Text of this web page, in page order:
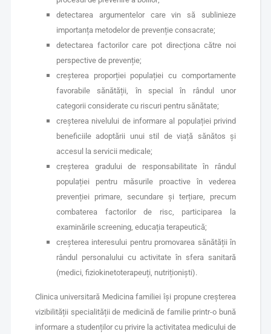
detectarea argumentelor care vin să sublinieze
importanța metodelor de prevenție consacrate;
detectarea factorilor care pot direcționa către noi
perspective de prevenție;
creșterea proporției populației cu comportamente
favorabile sănătății, în special în rândul unor
categorii considerate cu riscuri pentru sănătate;
creșterea nivelului de informare al populației privind
beneficiile adoptării unui stil de viață sănătos și
accesul la servicii medicale;
creșterea gradului de responsabilitate în rândul
populației pentru măsurile proactive în vederea
prevenției primare, secundare și terțiare, precum
combaterea factorilor de risc, participarea la
examinările screening, educația terapeutică;
creșterea interesului pentru promovarea sănătății în
rândul personalului cu activitate în sfera sanitară
(medici, fiziokinetoterapeuți, nutriționiști).
Clinica universitară Medicina familiei își propune creșterea
vizibilității specialității de medicină de familie printr-o bună
informare a studenților cu privire la activitatea medicului de